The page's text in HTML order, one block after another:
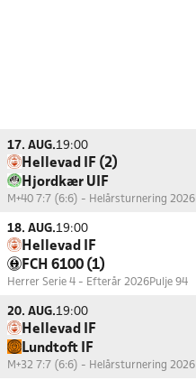
17. AUG.19:00
Hellevad IF (2)
Hjordkær UIF
M+40 7:7 (6:6) - Helårsturnering 2026
18. AUG.19:00
Hellevad IF
FCH 6100 (1)
Herrer Serie 4 - Efterår 2026Pulje 94
20. AUG.19:00
Hellevad IF
Lundtoft IF
M+32 7:7 (6:6) - Helårsturnering 2026